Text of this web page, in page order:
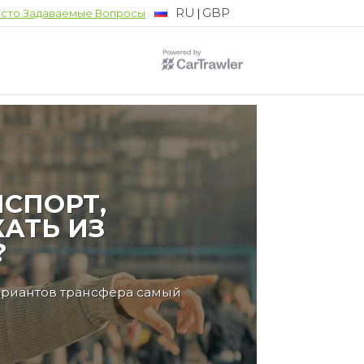
Задаваемые Вопросы RU | GBP
ИЗ
трансфера самый